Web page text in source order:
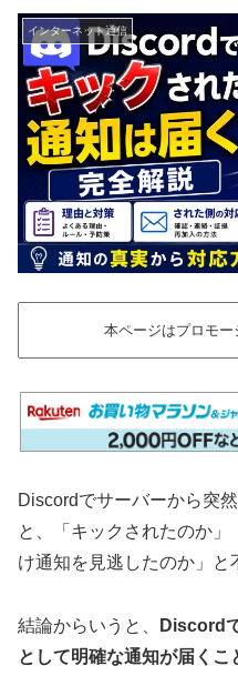
インターネット通信
本ページはプロモ
Discordでサーバーから突
と、「キックされたのか
け通知を見逃したのか」と
結論からいうと、
Discord
として明確な通知が届く